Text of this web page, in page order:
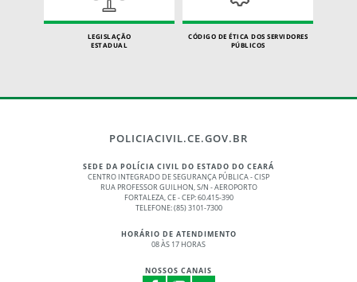
LEGISLAÇÃO
ESTADUAL
CÓDIGO DE ÉTICA DOS SERVIDORES
PÚBLICOS
POLICIACIVIL.CE.GOV.BR
SEDE DA POLÍCIA CIVIL DO ESTADO DO CEARÁ
CENTRO INTEGRADO DE SEGURANÇA PÚBLICA - CISP
RUA PROFESSOR GUILHON, S/N - AEROPORTO
FORTALEZA, CE - CEP: 60.415-390
TELEFONE: (85) 3101-7300
HORÁRIO DE ATENDIMENTO
08 ÀS 17 HORAS
NOSSOS CANAIS